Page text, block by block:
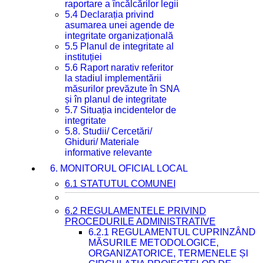
raportare a încălcărilor legii
5.4 Declarația privind
asumarea unei agende de
integritate organizațională
5.5 Planul de integritate al
instituției
5.6 Raport narativ referitor
la stadiul implementării
măsurilor prevăzute în SNA
și în planul de integritate
5.7 Situația incidentelor de
integritate
5.8. Studii/ Cercetări/
Ghiduri/ Materiale
informative relevante
6. MONITORUL OFICIAL LOCAL
6.1 STATUTUL COMUNEI
6.2 REGULAMENTELE PRIVIND
PROCEDURILE ADMINISTRATIVE
6.2.1 REGULAMENTUL CUPRINZÂND
MĂSURILE METODOLOGICE,
ORGANIZATORICE, TERMENELE ȘI